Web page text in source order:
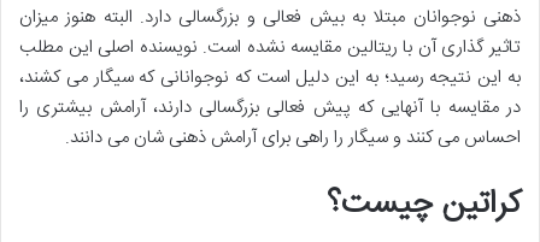
ذهنی نوجوانان مبتلا به بیش فعالی و بزرگسالی دارد. البته هنوز میزان
تاثیر گذاری آن با ریتالین مقایسه نشده است. نویسنده اصلی این مطلب
به این نتیجه رسید؛ به این دلیل است که نوجوانانی که سیگار می کشند،
در مقایسه با آنهایی که پیش فعالی بزرگسالی دارند، آرامش بیشتری را
احساس می کنند و سیگار را راهی برای آرامش ذهنی شان می دانند.
کراتین چیست؟